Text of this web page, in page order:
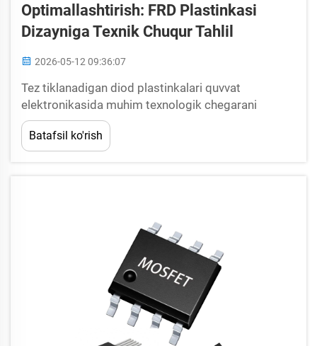
Optimallashtirish: FRD Plastinkasi
Dizayniga Texnik Chuqur Tahlil
2026-05-12 09:36:07
Tez tiklanadigan diod plastinkalari quvvat
elektronikasida muhim texnologik chegarani
ifodalaydi, bu yerda yumshoqlik va tiklanish vaqtini
optimallashtirish doira samaradorligiga,
elektromagnit to'siqni kamaytirishga va umumiy
Batafsil ko'rish